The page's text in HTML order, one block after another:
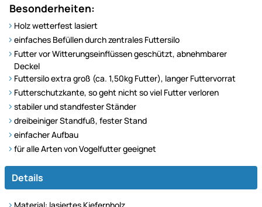
Besonderheiten:
Holz wetterfest lasiert
einfaches Befüllen durch zentrales Futtersilo
Futter vor Witterungseinflüssen geschützt, abnehmbarer
Deckel
Futtersilo extra groß (ca. 1,50kg Futter), langer Futtervorrat
Futterschutzkante, so geht nicht so viel Futter verloren
stabiler und standfester Ständer
dreibeiniger Standfuß, fester Stand
einfacher Aufbau
für alle Arten von Vogelfutter geeignet
Details
Material: lasiertes Kiefernholz